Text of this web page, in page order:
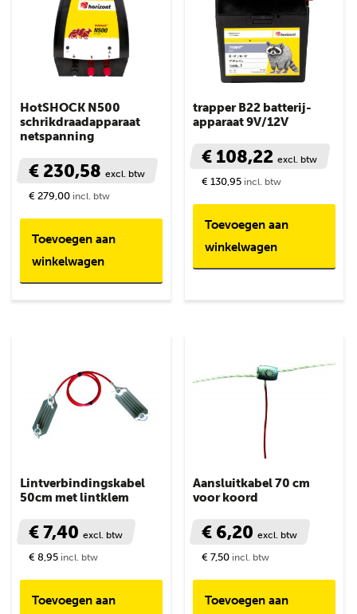
HotSHOCK N500
schrikdraadapparaat
netspanning
€ 230,58 excl. btw
€ 279,00 incl. btw
Toevoegen aan
winkelwagen
trapper B22 batterij-
apparaat 9V/12V
€ 108,22excl. btw
€ 130,95 incl. btw
Toevoegen aan
winkelwagen
Lintverbindingskabel
50cm met lintklem
€ 7,40 excl. btw
€ 8,95 incl. btw
Toevoegen aan
Aansluitkabel 70 cm
voor koord
€ 6,20excl. btw
€ 7,50 incl. btw
Toevoegen aan